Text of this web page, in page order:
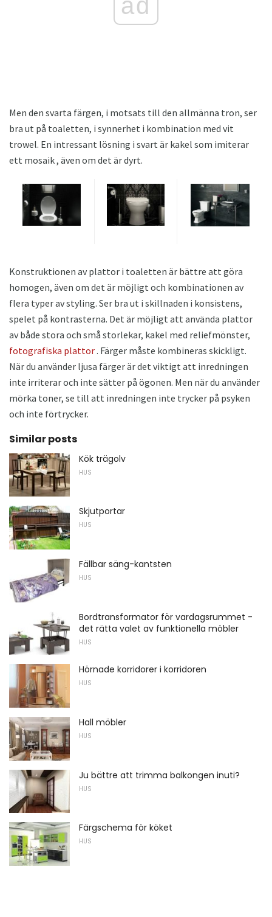
ad
Men den svarta färgen, i motsats till den allmänna tron, ser
bra ut på toaletten, i synnerhet i kombination med vit
trowel. En intressant lösning i svart är kakel som imiterar
ett mosaik , även om det är dyrt.
Konstruktionen av plattor i toaletten är bättre att göra
homogen, även om det är möjligt och kombinationen av
flera typer av styling. Ser bra ut i skillnaden i konsistens,
spelet på kontrasterna. Det är möjligt att använda plattor
av både stora och små storlekar, kakel med reliefmönster,
fotografiska plattor. Färger måste kombineras skickligt.
När du använder ljusa färger är det viktigt att inredningen
inte irriterar och inte sätter på ögonen. Men när du använder
mörka toner, se till att inredningen inte trycker på psyken
och inte förtrycker.
Similar posts
Kök trägolv
HUS
Skjutportar
HUS
Fällbar säng-kantsten
HUS
Bordtransformator för vardagsrummet -
det rätta valet av funktionella möbler
HUS
Hörnade korridorer i korridoren
HUS
Hall möbler
HUS
Ju bättre att trimma balkongen inuti?
HUS
Färgschema för köket
HUS